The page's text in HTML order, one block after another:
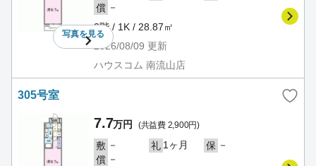
写真を見る
償 －
3階 / 1K / 28.87㎡
2026/08/09 更新
ハウスコム 南流山店
305号室
7.7万円 (共益費 2,900円)
敷 － 礼 1ヶ月 保 －
償 －